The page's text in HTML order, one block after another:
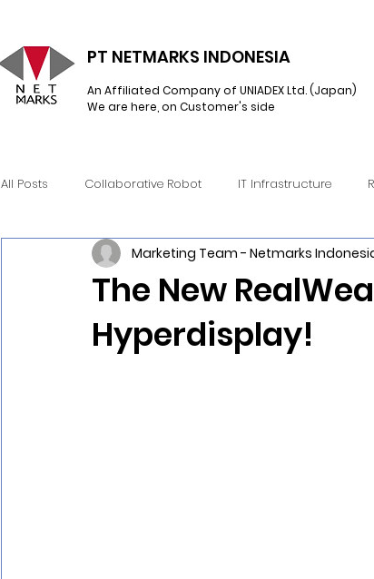
PT NETMARKS INDONESIA
An Affiliated Company of UNIADEX Ltd. (Japan)
We are here, on Customer's side
All Posts Collaborative Robot IT Infrastructure
Network Infrastructure Hyperconverged
Snow Software RealWear Virtual Reality
The New
Hyperdisplay!
Marketing Team - Netmarks